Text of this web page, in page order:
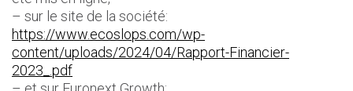
– sur le site de la société:
https://www.ecoslops.com/wp-
content/uploads/2024/04/Rapport-Financier-
2023_.pdf